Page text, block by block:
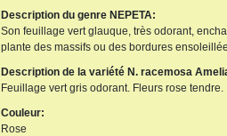
Description du genre NEPETA:
Son feuillage vert glauque, très odorant,
plante des massifs ou des bordures
Description de la variété N. racemosa
Feuillage vert gris odorant. Fleurs rose tendre.
Couleur:
Rose